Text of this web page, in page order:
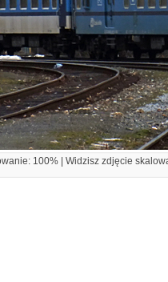
100% | Widzisz zdjęcie